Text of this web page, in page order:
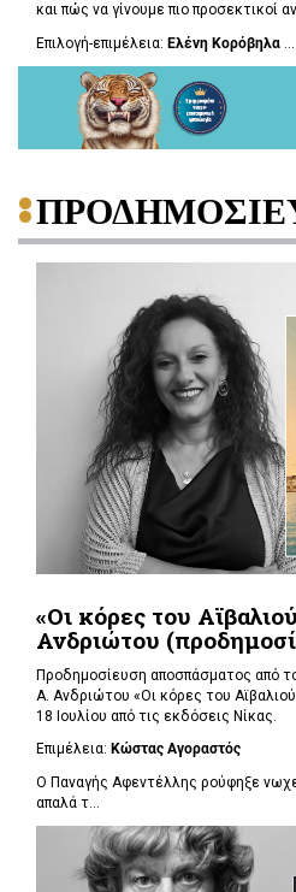
και πώς να γίνουμε πιο προσεκτικοί
Επιλογή-επιμέλεια: Ελένη Κορόβηλα ...
«Οι κόρες του
Ανδριώτου
Προδημοσίευση αποσπάσματος από
Α. Ανδριώτου «Οι κόρες του
18 Ιουλίου από τις εκδόσεις Νίκας.
Επιμέλεια: Κώστας Αγοραστός
Ο Παναγής Αφεντέλλης ρούφηξε
απαλά τ...